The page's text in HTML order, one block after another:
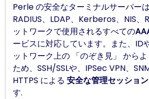
Perle の安全なターミナルサーバー
RADIUS、LDAP、Kerberos、NIS、
ットワークで使用されるすべての
ービスに対応しています。また、ID
ットワーク上の 「のぞき見」 から
ため、SSH/SSLや、IPSec VPN、
HTTPS による安全な管理セッション
す.